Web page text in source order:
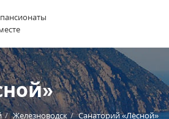
Железноводск Санаторий «Лесной»